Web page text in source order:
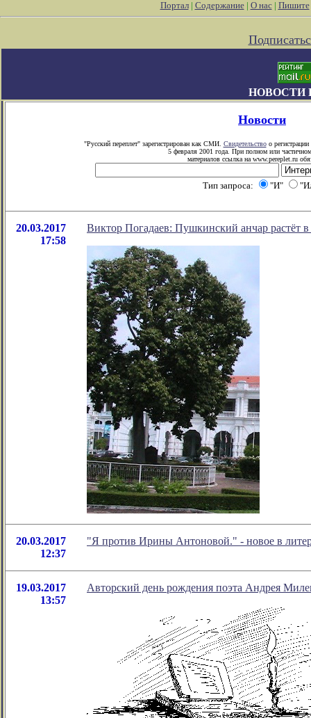
Портал| Содержание| О нас| Пишите
НОВОСТИ
Новости
"Русский переплет" зарегистрирован как СМИ. Свидетельствоо
5 февраля 2001 года. При полном или
материалов ссылка на www.pereplet.ru
Тип запроса: "И"
20.03.2017
17:58
Виктор Погадаев: Пушкинский анчар растёт в
20.03.2017
12:37
"Я против Ирины Антоновой." - новое в
19.03.2017
13:57
Авторский день рождения поэта Андрея